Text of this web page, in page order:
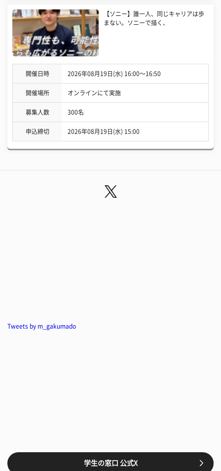
【ソニー】誰一人、同じキャリアは歩
まない。ソニーで描く、
開催日時 2026年08月19日(水) 16:00〜16:50
開催場所 オンラインにて実施
募集人数 300名
申込締切 2026年08月19日(水) 15:00
Tweets by m_gakumado
学生の窓口 公式X